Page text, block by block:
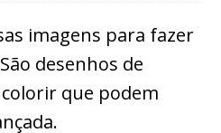
imagens para fazer
desenhos de
que podem